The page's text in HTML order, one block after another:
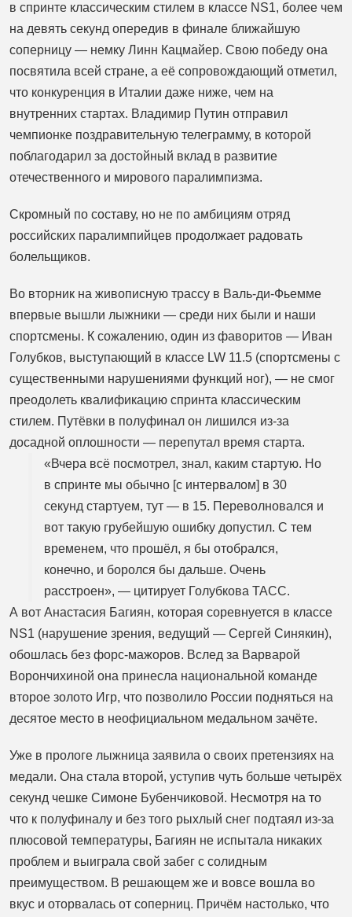
в спринте классическим стилем в классе NS1, более чем
на девять секунд опередив в финале ближайшую
соперницу — немку Линн Кацмайер. Свою победу она
посвятила всей стране, а её сопровождающий отметил,
что конкуренция в Италии даже ниже, чем на
внутренних стартах. Владимир Путин отправил
чемпионке поздравительную телеграмму, в которой
поблагодарил за достойный вклад в развитие
отечественного и мирового паралимпизма.
Скромный по составу, но не по амбициям отряд
российских паралимпийцев продолжает радовать
болельщиков.
Во вторник на живописную трассу в Валь‑ди‑Фьемме
впервые вышли лыжники — среди них были и наши
спортсмены. К сожалению, один из фаворитов — Иван
Голубков, выступающий в классе LW 11.5 (спортсмены с
существенными нарушениями функций ног), — не смог
преодолеть квалификацию спринта классическим
стилем. Путёвки в полуфинал он лишился из-за
досадной оплошности — перепутал время старта.
«Вчера всё посмотрел, знал, каким стартую. Но
в спринте мы обычно [с интервалом] в 30
секунд стартуем, тут — в 15. Переволновался и
вот такую грубейшую ошибку допустил. С тем
временем, что прошёл, я бы отобрался,
конечно, и боролся бы дальше. Очень
расстроен», — цитирует Голубкова ТАСС.
А вот Анастасия Багиян, которая соревнуется в классе
NS1 (нарушение зрения, ведущий — Сергей Синякин),
обошлась без форс-мажоров. Вслед за Варварой
Ворончихиной она принесла национальной команде
второе золото Игр, что позволило России подняться на
десятое место в неофициальном медальном зачёте.
Уже в прологе лыжница заявила о своих претензиях на
медали. Она стала второй, уступив чуть больше четырёх
секунд чешке Симоне Бубенчиковой. Несмотря на то
что к полуфиналу и без того рыхлый снег подтаял из‑за
плюсовой температуры, Багиян не испытала никаких
проблем и выиграла свой забег с солидным
преимуществом. В решающем же и вовсе вошла во
вкус и оторвалась от соперниц. Причём настолько, что